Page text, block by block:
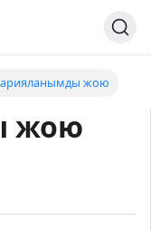
жою
жою